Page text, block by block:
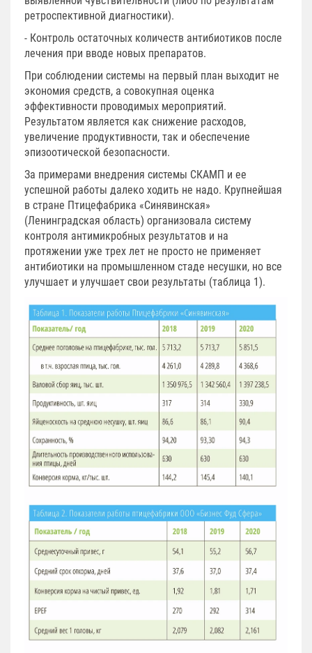
ретроспективной диагностики).
- Контроль остаточных количеств антибиотиков после
лечения при вводе новых препаратов.
При соблюдении системы на первый план выходит не
экономия средств, а совокупная оценка
эффективности проводимых мероприятий.
Результатом является как снижение расходов,
увеличение продуктивности, так и обеспечение
эпизоотической безопасности.
За примерами внедрения системы СКАМП и ее
успешной работы далеко ходить не надо. Крупнейшая
в стране Птицефабрика «Синявинская»
(Ленинградская область) организовала систему
контроля антимикробных результатов и на
протяжении уже трех лет не просто не применяет
антибиотики на промышленном стаде несушки, но все
улучшает и улучшает свои результаты (таблица 1).